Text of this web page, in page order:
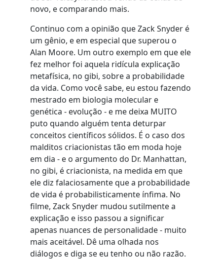
novo, e comparando mais.
Continuo com a opinião que Zack Snyder é
um gênio, e em especial que superou o
Alan Moore. Um outro exemplo em que ele
fez melhor foi aquela ridícula explicação
metafísica, no gibi, sobre a probabilidade
da vida. Como você sabe, eu estou fazendo
mestrado em biologia molecular e
genética - evolução - e me deixa MUITO
puto quando alguém tenta deturpar
conceitos científicos sólidos. É o caso dos
malditos criacionistas tão em moda hoje
em dia - e o argumento do Dr. Manhattan,
no gibi, é criacionista, na medida em que
ele diz falaciosamente que a probabilidade
de vida é probabilisticamente ínfima. No
filme, Zack Snyder mudou sutilmente a
explicação e isso passou a significar
apenas nuances de personalidade - muito
mais aceitável. Dê uma olhada nos
diálogos e diga se eu tenho ou não razão.